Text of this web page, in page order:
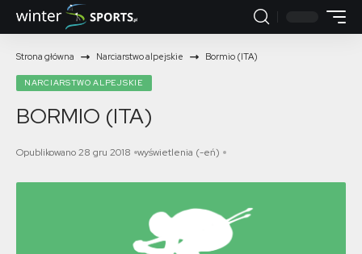
Strona główna Narciarstwo alpejskie Bormio (ITA)
NARCIARSTWO ALPEJSKIE
BORMIO (ITA)
Opublikowano 28 gru 2018 wyświetlenia (-eń)